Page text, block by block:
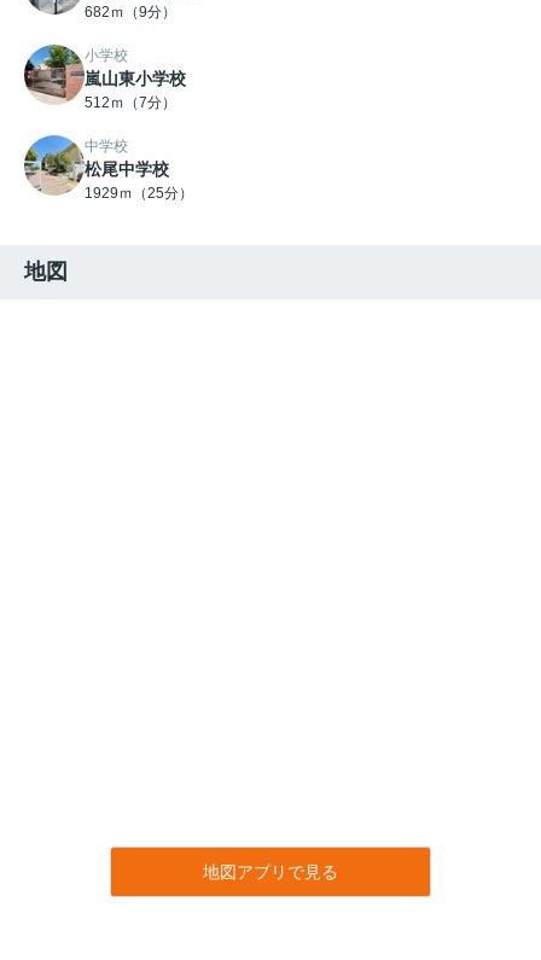
682ｍ（9分）
小学校
嵐山東小学校
512ｍ（7分）
中学校
松尾中学校
1929ｍ（25分）
地図
地図アプリで見る